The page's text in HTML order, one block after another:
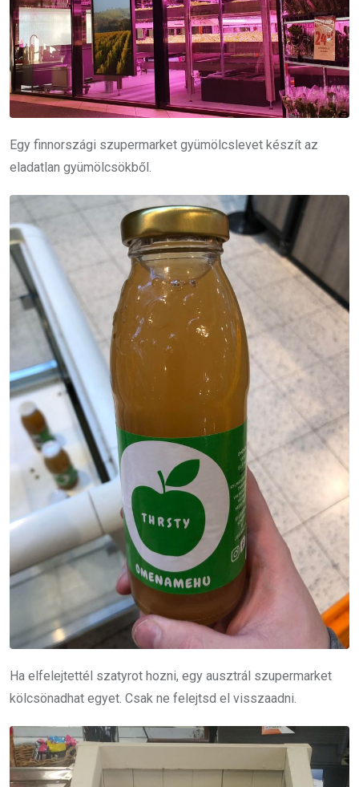
Egy finnországi szupermarket gyümölcslevet készít az
eladatlan gyümölcsökből.
Ha elfelejtettél szatyrot hozni, egy ausztrál szupermarket
kölcsönadhat egyet. Csak ne felejtsd el visszaadni.